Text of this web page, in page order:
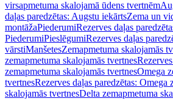
virsapmetuma skalojamā ūdens tvertnēm
daļas paredzētas: Augstu iekārtsZema un
montāžaPiederumiRezerves daļas
PiederumiPieslēgumiRezerves daļas
vārstiManšetesZemapmetuma skalojamās
zemapmetuma skalojamās tvertnes
zemapmetuma skalojamās tvertnesOmega
tvertnesRezerves daļas paredzētas: Omega
skalojamās tvertnesDelta zemapmetuma